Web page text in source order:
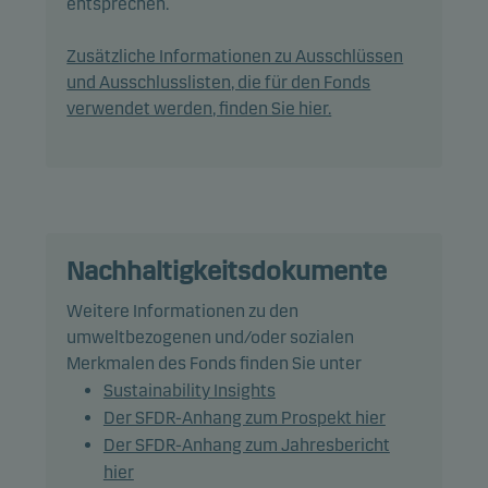
Durch die aktive Verwaltung des Fondsportfolios
wählt das Managementteam Wertpapiere aus, die
erheblich von der Benchmark abweichen können.
Zur Absicherung und zum effizienten
Portfoliomanagement kann der Fonds Derivate
nutzen.
Der Fonds hat kein Durationsziel.
Zusätzliche Informationen zu Ausschlüssen
und Ausschlusslisten, die für den Fonds
verwendet werden, finden Sie hier.
Nachhaltigkeitsdokumente
Weitere Informationen zu den
umweltbezogenen und/oder sozialen
Merkmalen des Fonds finden Sie unter
Sustainability Insights
Der SFDR-Anhang zum Prospekt hier
Der SFDR-Anhang zum Jahresbericht
hier